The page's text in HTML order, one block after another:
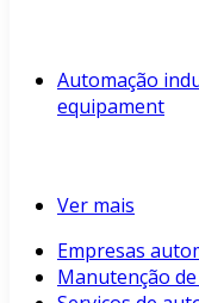
Automação
equipament
Ver mais
Empresas
Manutenção